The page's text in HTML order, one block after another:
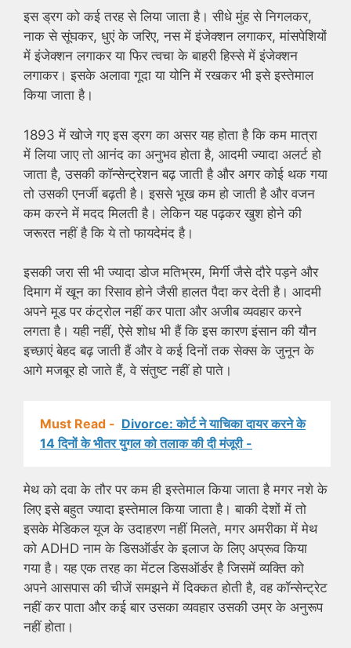
इस ड्रग को कई तरह से लिया जाता है। सीधे मुंह से निगलकर,
नाक से सूंघकर, धुएं के जरिए, नस में इंजेक्शन लगाकर, मांसपेशियों
में इंजेक्शन लगाकर या फिर त्वचा के बाहरी हिस्से में इंजेक्शन
लगाकर। इसके अलावा गूदा या योनि में रखकर भी इसे इस्तेमाल
किया जाता है।
1893 में खोजे गए इस ड्रग का असर यह होता है कि कम मात्रा
में लिया जाए तो आनंद का अनुभव होता है, आदमी ज्यादा अलर्ट हो
जाता है, उसकी कॉन्सेन्ट्रेशन बढ़ जाती है और अगर कोई थक गया
तो उसकी एनर्जी बढ़ती है। इससे भूख कम हो जाती है और वजन
कम करने में मदद मिलती है। लेकिन यह पढ़कर खुश होने की
जरूरत नहीं है कि ये तो फायदेमंद है।
इसकी जरा सी भी ज्यादा डोज मतिभ्रम, मिर्गी जैसे दौरे पड़ने और
दिमाग में खून का रिसाव होने जैसी हालत पैदा कर देती है। आदमी
अपने मूड पर कंट्रोल नहीं कर पाता और अजीब व्यवहार करने
लगता है। यही नहीं, ऐसे शोध भी हैं कि इस कारण इंसान की यौन
इच्छाएं बेहद बढ़ जाती हैं और वे कई दिनों तक सेक्स के जुनून के
आगे मजबूर हो जाते हैं, वे संतुष्ट नहीं हो पाते।
Must Read - Divorce: कोर्ट ने याचिका दायर करने के
14 दिनों के भीतर युगल को तलाक की दी मंजूरी -
मेथ को दवा के तौर पर कम ही इस्तेमाल किया जाता है मगर नशे के
लिए इसे बहुत ज्यादा इस्तेमाल किया जाता है। बाकी देशों में तो
इसके मेडिकल यूज के उदाहरण नहीं मिलते, मगर अमरीका में मेथ
को ADHD नाम के डिसऑर्डर के इलाज के लिए अप्रूव किया
गया है। यह एक तरह का मेंटल डिसऑर्डर है जिसमें व्यक्ति को
अपने आसपास की चीजें समझने में दिक्कत होती है, वह कॉन्सेन्ट्रेट
नहीं कर पाता और कई बार उसका व्यवहार उसकी उम्र के अनुरूप
नहीं होता।